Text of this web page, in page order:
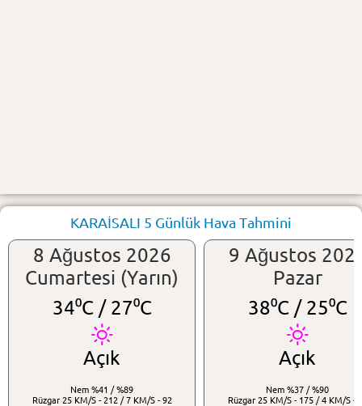
KARAİSALI 5 Günlük Hava Tahmini
8 Ağustos 2026
Cumartesi (Yarın)
34⁰C /27⁰C
Açık
Nem %41 / %89
Rüzgar 25 KM/S - 212 / 7 KM/S - 92
9 Ağustos
Pazar
38⁰C /25⁰C
Açık
Nem %37 / %90
Rüzgar 25 KM/S - 175 / 4 KM/S -